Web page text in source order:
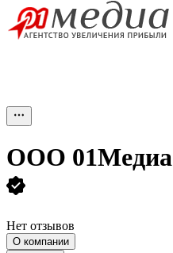
ООО 01Медиа
Нет отзывов
О компании